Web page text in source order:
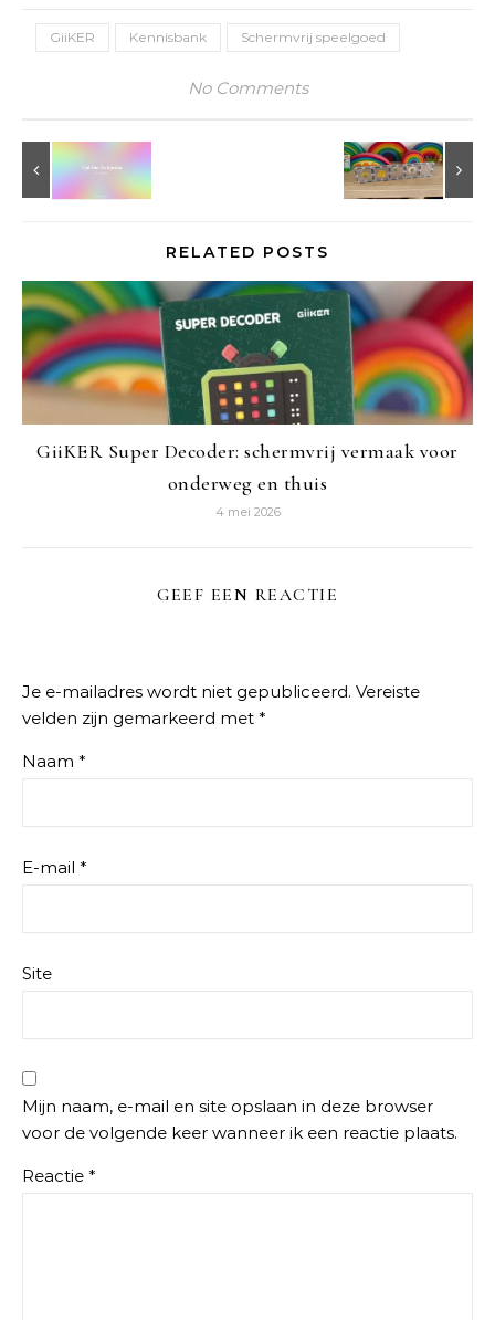
GiiKER Kennisbank Schermvrij speelgoed
No Comments
RELATED POSTS
GiiKER Super Decoder: schermvrij vermaak voor
onderweg en thuis
4 mei 2026
GEEF EEN REACTIE
Je e-mailadres wordt niet gepubliceerd. Vereiste
velden zijn gemarkeerd met *
Naam *
E-mail *
Site
Mijn naam, e-mail en site opslaan in deze browser
voor de volgende keer wanneer ik een reactie plaats.
Reactie *